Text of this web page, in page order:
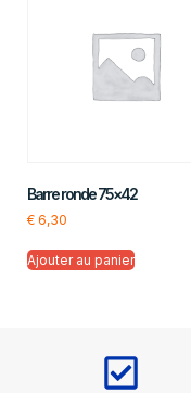
Barre ronde 75×42
€ 6,30
Ajouter au panier